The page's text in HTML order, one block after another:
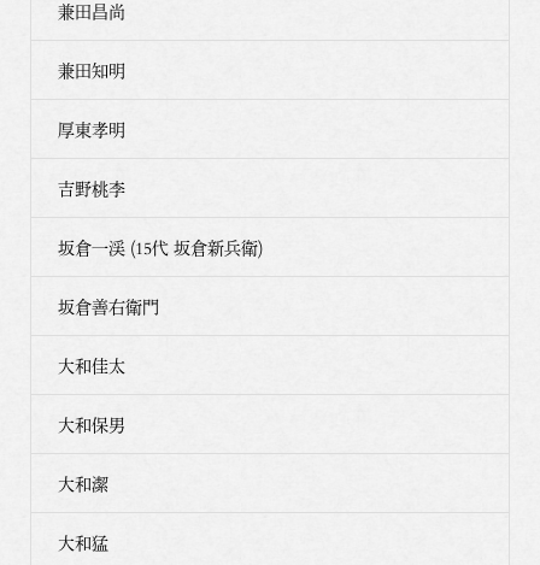
兼田昌尚
兼田知明
厚東孝明
吉野桃李
坂倉一渓 (15代 坂倉新兵衛)
坂倉善右衛門
大和佳太
大和保男
大和潔
大和猛